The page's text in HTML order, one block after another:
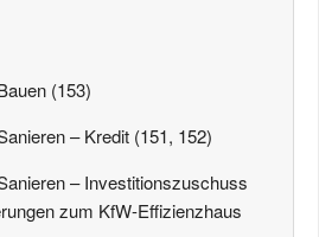
(153)
– Kredit (151, 152)
– Investitionszuschuss
zum KfW-Effizienzhaus